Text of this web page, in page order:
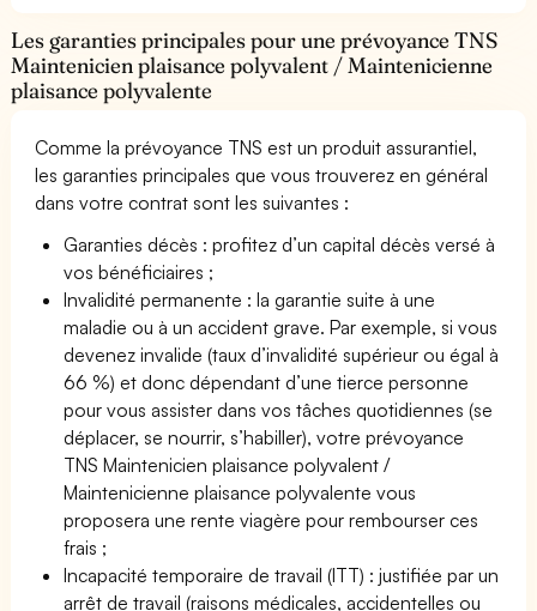
Les garanties principales pour une prévoyance TNS
Maintenicien plaisance polyvalent / Maintenicienne
plaisance polyvalente
Comme la prévoyance TNS est un produit assurantiel,
les garanties principales que vous trouverez en général
dans votre contrat sont les suivantes :
Garanties décès : profitez d’un capital décès versé à
vos bénéficiaires ;
Invalidité permanente : la garantie suite à une
maladie ou à un accident grave. Par exemple, si vous
devenez invalide (taux d’invalidité supérieur ou égal à
66 %) et donc dépendant d’une tierce personne
pour vous assister dans vos tâches quotidiennes (se
déplacer, se nourrir, s’habiller), votre prévoyance
TNS Maintenicien plaisance polyvalent /
Maintenicienne plaisance polyvalente vous
proposera une rente viagère pour rembourser ces
frais ;
Incapacité temporaire de travail (ITT) : justifiée par un
arrêt de travail (raisons médicales, accidentelles ou